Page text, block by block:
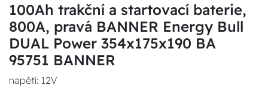
100Ah trakční a startovací baterie,
800A, pravá BANNER Energy Bull
DUAL Power 354x175x190 BA
95751 BANNER
napětí: 12V